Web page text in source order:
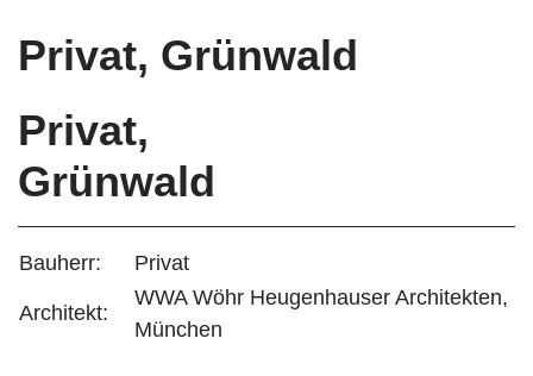
Privat, Grünwald
Privat,
Grünwald
Bauherr: Privat
Architekt:
WWA Wöhr Heugenhauser Architekten,
München